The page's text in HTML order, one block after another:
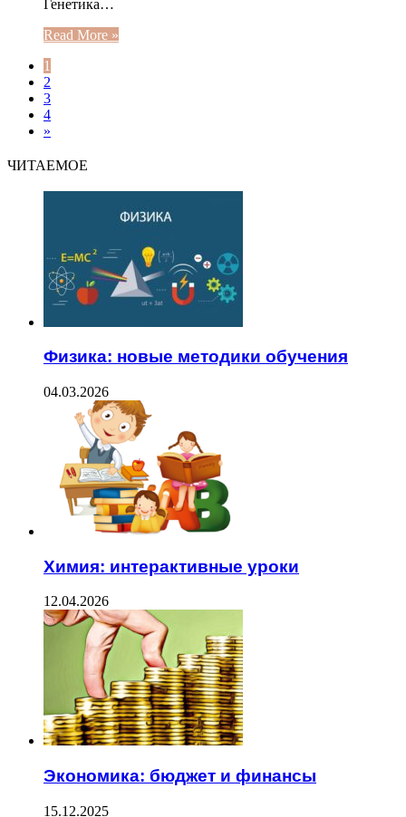
Генетика…
Read More »
1
2
3
4
»
ЧИТАЕМОЕ
Физика: новые методики обучения
04.03.2026
Химия: интерактивные уроки
12.04.2026
Экономика: бюджет и финансы
15.12.2025